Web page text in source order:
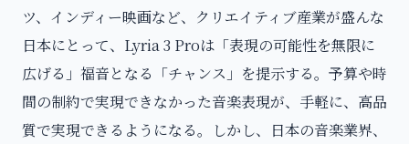
ツ、インディー映画など、クリエイティブ産業が盛んな
日本にとって、Lyria 3 Proは「表現の可能性を無限に
広げる」福音となる「チャンス」を提示する。予算や時
間の制約で実現できなかった音楽表現が、手軽に、高品
質で実現できるようになる。しかし、日本の音楽業界、